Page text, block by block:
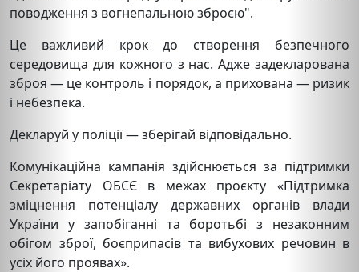
поводження з вогнепальною зброєю".
Це важливий крок до створення безпечного
середовища для кожного з нас. Адже задекларована
зброя — це контроль і порядок, а прихована — ризик
і небезпека.
Декларуй у поліції — зберігай відповідально.
Комунікаційна кампанія здійснюється за підтримки
Секретаріату ОБСЄ в межах проєкту «Підтримка
зміцнення потенціалу державних органів влади
України у запобіганні та боротьбі з незаконним
обігом зброї, боєприпасів та вибухових речовин в
усіх його проявах».